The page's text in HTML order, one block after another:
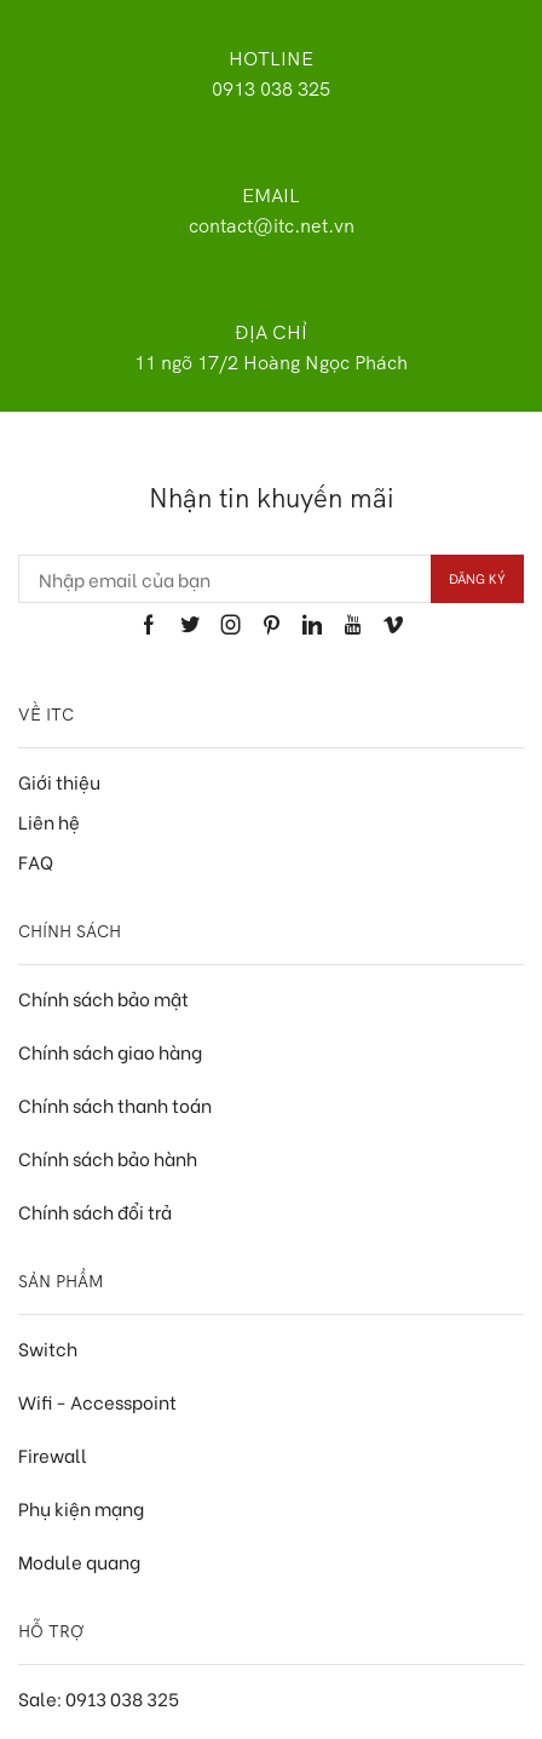
HOTLINE
0913 038 325
EMAIL
contact@itc.net.vn
ĐỊA CHỈ
11 ngõ 17/2 Hoàng Ngọc Phách
Nhận tin khuyến mãi
VỀ ITC
Giới thiệu
Liên hệ
FAQ
CHÍNH SÁCH
Chính sách bảo mật
Chính sách giao hàng
Chính sách thanh toán
Chính sách bảo hành
Chính sách đổi trả
SẢN PHẨM
Switch
Wifi - Accesspoint
Firewall
Phụ kiện mạng
Module quang
HỖ TRỢ
Sale: 0913 038 325